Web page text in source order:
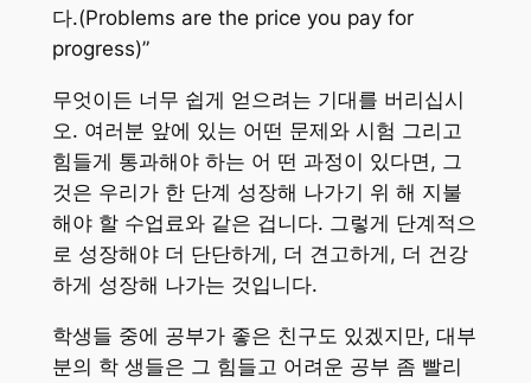
다.(Problems are the price you pay for
progress)”
무엇이든 너무 쉽게 얻으려는 기대를 버리십시
오. 여러분 앞에 있는 어떤 문제와 시험 그리고
힘들게 통과해야 하는 어 떤 과정이 있다면, 그
것은 우리가 한 단계 성장해 나가기 위 해 지불
해야 할 수업료와 같은 겁니다. 그렇게 단계적으
로 성장해야 더 단단하게, 더 견고하게, 더 건강
하게 성장해 나가는 것입니다.
학생들 중에 공부가 좋은 친구도 있겠지만, 대부
분의 학 생들은 그 힘들고 어려운 공부 좀 빨리